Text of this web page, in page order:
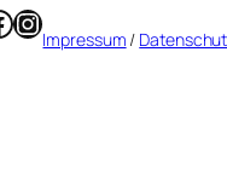
Instagram
Impressum /